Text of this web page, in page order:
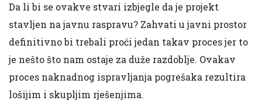
Da li bi se ovakve stvari izbjegle da je projekt
stavljen na javnu raspravu? Zahvati u javni prostor
definitivno bi trebali proći jedan takav proces jer to
je nešto što nam ostaje za duže razdoblje. Ovakav
proces naknadnog ispravljanja pogrešaka rezultira
lošijim i skupljim rješenjima.